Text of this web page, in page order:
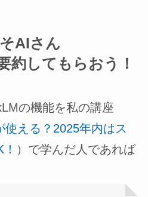
AIさん
約してもらおう！
の機能を私の講座
える？2025年内はス
）で学んだ人であれば